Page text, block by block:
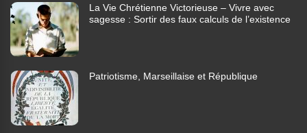
La Vie Chrétienne Victorieuse – Vivre avec
sagesse : Sortir des faux calculs de l’existence
Patriotisme, Marseillaise et République